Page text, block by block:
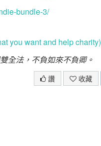
bundle-3/
you want and help charity)
全法，不負如來不負卿。
讚 收藏